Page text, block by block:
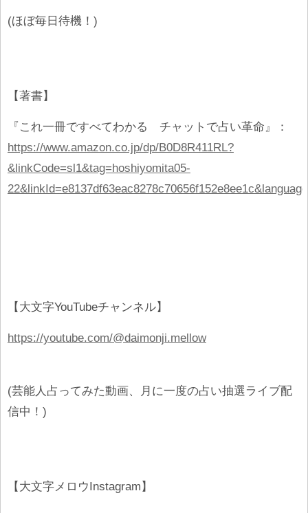
(ほぼ毎日待機！)
【著書】
『これ一冊ですべてわかる チャットで占い革命』：
https://www.amazon.co.jp/dp/B0D8R411RL?
&linkCode=sl1&tag=hoshiyomita05-
【大文字YouTubeチャンネル】
https://youtube.com/@daimonji.mellow
(芸能人占ってみた動画、月に一度の占い抽選ライブ配
信中！)
【大文字メロウInstagram】